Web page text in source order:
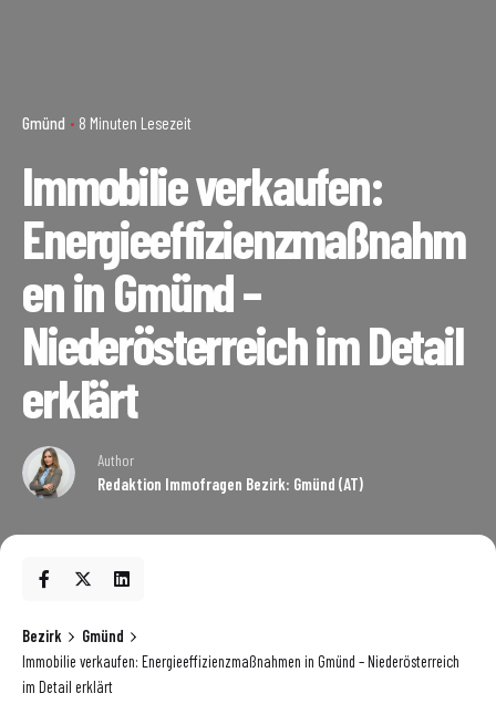
Gmünd 8 Minuten Lesezeit
Immobilie verkaufen:
Energieeffizienzmaßnahm
en in Gmünd –
Niederösterreich im Detail
erklärt
Author
Redaktion Immofragen Bezirk: Gmünd (AT)
Bezirk
Gmünd
Immobilie verkaufen: Energieeffizienzmaßnahmen in Gmünd – Niederösterreich
im Detail erklärt